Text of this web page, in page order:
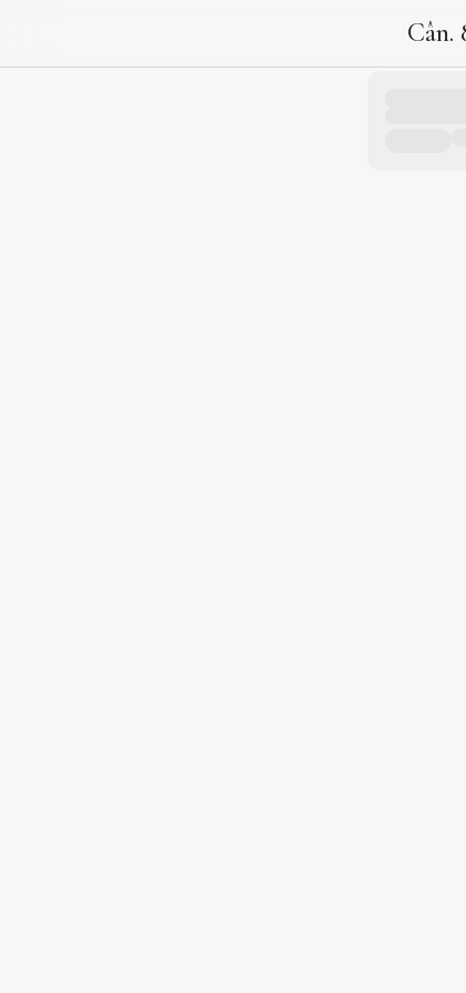
Cân.